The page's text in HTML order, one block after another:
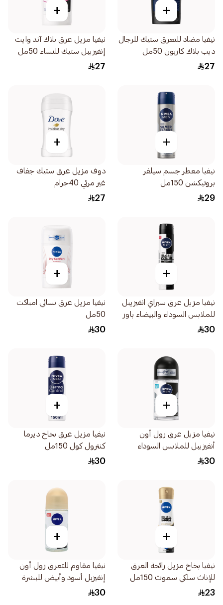
+
نيفيا مضاد للتعرق ستيك للرجال
ديب بلاك كاربون 50مل
27
+
نيفيا مزيل عرق بلاك آند وايت
إنفيزيبل ستيك للنساء 50مل
27
+
نيفيا معطر جسم سيلفر
بروتيكشن 150مل
29
+
دوف مزيل عرق ستيك جفاف
غير مرئي 40جرام
27
+
نيفيا مزيل عرق سبراي انفيزيبل
للملابس السوداء والبيضاء باور
للرجال 200مل
30
+
نيفيا مزيل عرق نسائي امباكت
50مل
30
+
نيفيا مزيل عرق رول أون
أنفيزيبل للملابس السوداء
والبيضاء فريش للرجال 50مل
30
+
نيفيا مزيل عرق بخاخ ديرما
كنترول كول 150مل
30
+
نيفيا بخاخ مزيل رائحة العرق
للإناث سلكي سموث 150مل
23
+
نيفيا مقاوم للتعرق رول أون
إنفيزبل أسود وأبيض للبشرة
الحساسة للنساء 50مل
30